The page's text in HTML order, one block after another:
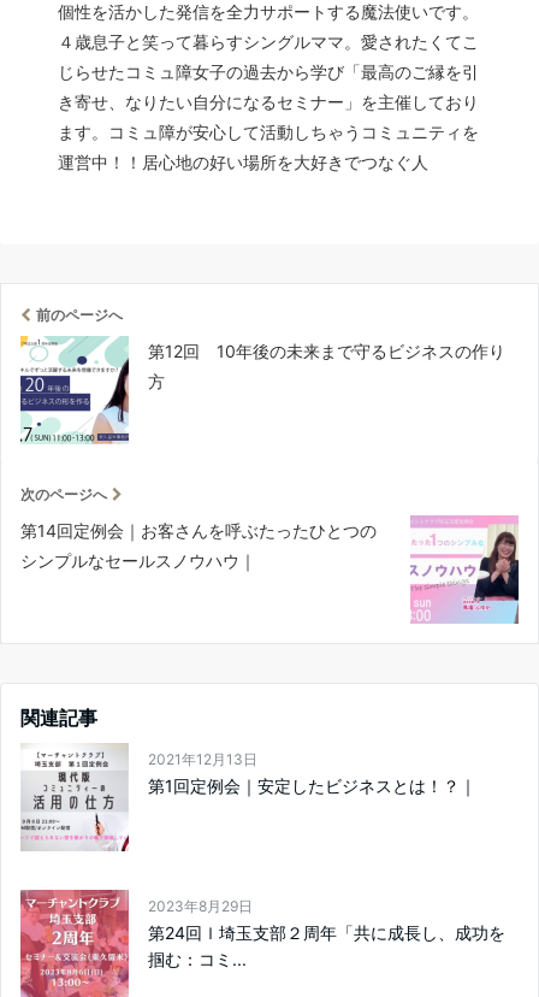
個性を活かした発信を全力サポートする魔法使いです。
４歳息子と笑って暮らすシングルママ。愛されたくてこ
じらせたコミュ障女子の過去から学び「最高のご縁を引
き寄せ、なりたい自分になるセミナー」を主催しており
ます。コミュ障が安心して活動しちゃうコミュニティを
運営中！！居心地の好い場所を大好きでつなぐ人
前のページへ
第12回 10年後の未来まで守るビジネスの作り
方
次のページへ
第14回定例会｜お客さんを呼ぶたったひとつの
シンプルなセールスノウハウ｜
関連記事
2021年12月13日
第1回定例会｜安定したビジネスとは！？｜
2023年8月29日
第24回ｌ埼玉支部２周年「共に成長し、成功を
掴む：コミ...